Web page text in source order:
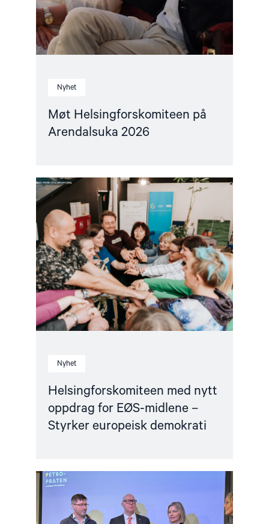
Nyhet
Møt Helsingforskomiteen på
Arendalsuka 2026
Nyhet
Helsingforskomiteen med nytt
oppdrag for EØS-midlene –
Styrker europeisk demokrati
Read
article
"Helsingforskomiteen
med
nytt
oppdrag
for
EØS-
midlene
–
Styrker
europeisk
demokrati"
"Barentshavet
i
spill"